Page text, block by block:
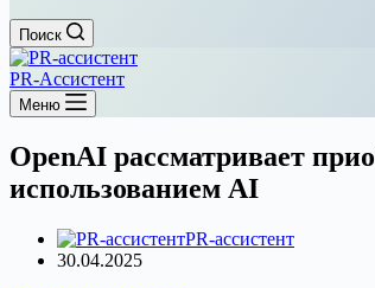
Поиск
PR-Ассистент
Меню
OpenAI рассматривает
использованием AI
PR-ассистент
30.04.2025